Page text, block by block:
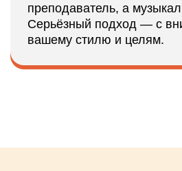
преподаватель, а
Серьёзный подход — с
вашему стилю и целям.